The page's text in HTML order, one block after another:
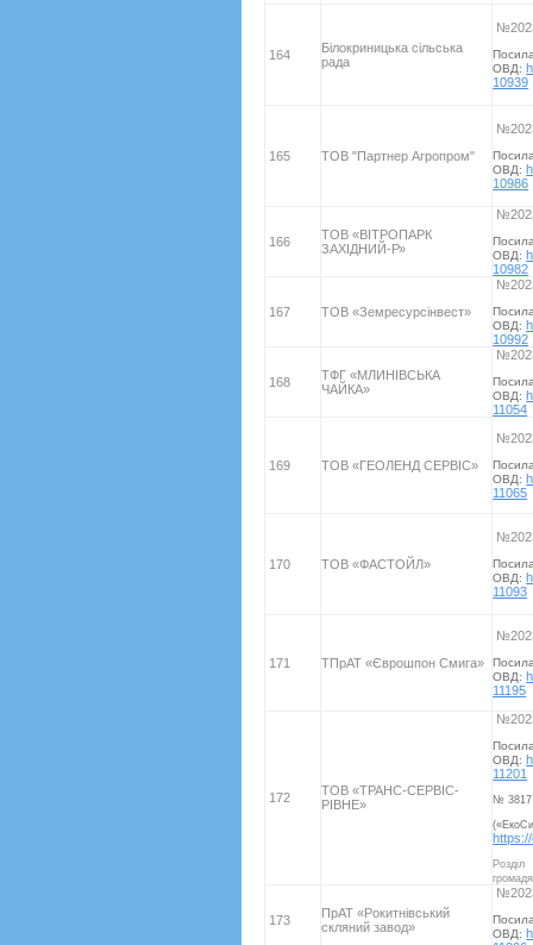
164
Білокриницька сільська
рада
ОВД:
10939
165 ТОВ "Партнер Агропром"
ОВД:
10986
166
ТОВ «ВІТРОПАРК
ЗАХІДНИЙ-Р»
ОВД:
10982
167 ТОВ «Земресурсінвест»
ОВД:
10992
168
ТФГ «МЛИНІВСЬКА
ЧАЙКА»
ОВД:
11054
169 ТОВ «ГЕОЛЕНД СЕРВІС»
ОВД:
11065
170 ТОВ «ФАСТОЙЛ»
ОВД:
11093
171 ТПрАТ «Єврошпон Смига»
ОВД:
11195
172
ТОВ «ТРАНС-СЕРВІС-
РІВНЕ»
ОВД:
11201
№ 3817
173
ПрАТ «Рокитнівський
скляний завод»
ОВД: